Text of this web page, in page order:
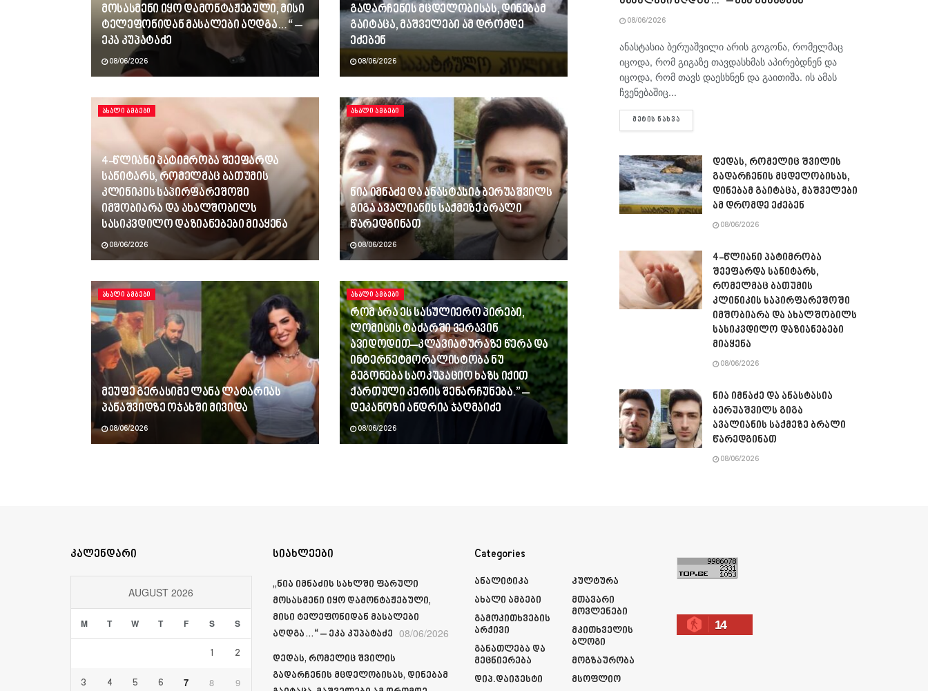
მოსასმენი იყო დამონტაჟებული, მისი
ტელეფონიდან მასალები აღდგა…“ –
ეკა კუპატაძე
08/06/2026
გადარჩენის მცდელობისას, დინებამ
გაიტაცა, მაშველები ამ დრომდე
ეძებენ
08/06/2026
ᲐᲮᲐᲚᲘ ᲐᲛᲑᲔᲑᲘ
4-წლიანი პატიმრობა შეეფარდა
სანიტარს, რომელმაც ბათუმის
კლინიკის საპირფარეშოში
იმშობიარა და ახალშობილს
სასიკვდილო დაზიანებები მიაყენა
08/06/2026
ᲐᲮᲐᲚᲘ ᲐᲛᲑᲔᲑᲘ
ნია იმნაძე და ანასტასია ბერუაშვილს
გიგა ავალიანის საქმეზე ბრალი
წარედგინათ
08/06/2026
ᲐᲮᲐᲚᲘ ᲐᲛᲑᲔᲑᲘ
მეუფე გერასიმე ლანა ლატარიას
პანაშვიდზე ოჯახში მივიდა
08/06/2026
ᲐᲮᲐᲚᲘ ᲐᲛᲑᲔᲑᲘ
რომ არა ეს სასულიერო პირები,
ლომისის ტაძარში ვერავინ
ავიდოდით–კლავიატურაზე წერა და
ინტერნეტმორალისტობა ნუ
გეგონება საოკუპაციო ხაზს იქით
ქართული კერის შენარჩუნება.” –
დეკანოზი ანდრია ჯაღმაიძე
08/06/2026
08/06/2026
ანასტასია ბერუაშვილი არის გოგონა, რომელმაც
იცოდა, რომ გიგაზე თავდასხმას აპირებდნენ და
იცოდა, რომ თავს დაესხნენ და გაითიშა. ის ამას
ჩვენებაშიც...
ᲛᲔᲢᲘᲡ ᲜᲐᲮᲕᲐ
დედას, რომელიც შვილის
გადარჩენის მცდელობისას,
დინებამ გაიტაცა, მაშველები
ამ დრომდე ეძებენ
08/06/2026
4-წლიანი პატიმრობა
შეეფარდა სანიტარს,
რომელმაც ბათუმის
კლინიკის საპირფარეშოში
იმშობიარა და ახალშობილს
სასიკვდილო დაზიანებები
მიაყენა
08/06/2026
ნია იმნაძე და ანასტასია
ბერუაშვილს გიგა
ავალიანის საქმეზე ბრალი
წარედგინათ
08/06/2026
კალენდარი
AUGUST 2026
M T W T F S S
1 2
3 4 5 6 7 8 9
სიახლეები
„ნია იმნაძის სახლში ფარული
მოსასმენი იყო დამონტაჟებული,
მისი ტელეფონიდან მასალები
აღდგა…“ – ეკა კუპატაძე 08/06/2026
დედას, რომელიც შვილის
გადარჩენის მცდელობისას, დინებამ
Categories
Ანალიტიკა
Ახალი Ამბები
Გამოკითხვების
Არქივი
Განათლება Და
Მეცნიერება
Დიპ.დაიჯესტი
Კულტურა
Მთავარი
Მოვლენები
Მკითხველის
Ბლოგი
Მოგზაურობა
Მსოფლიო
14